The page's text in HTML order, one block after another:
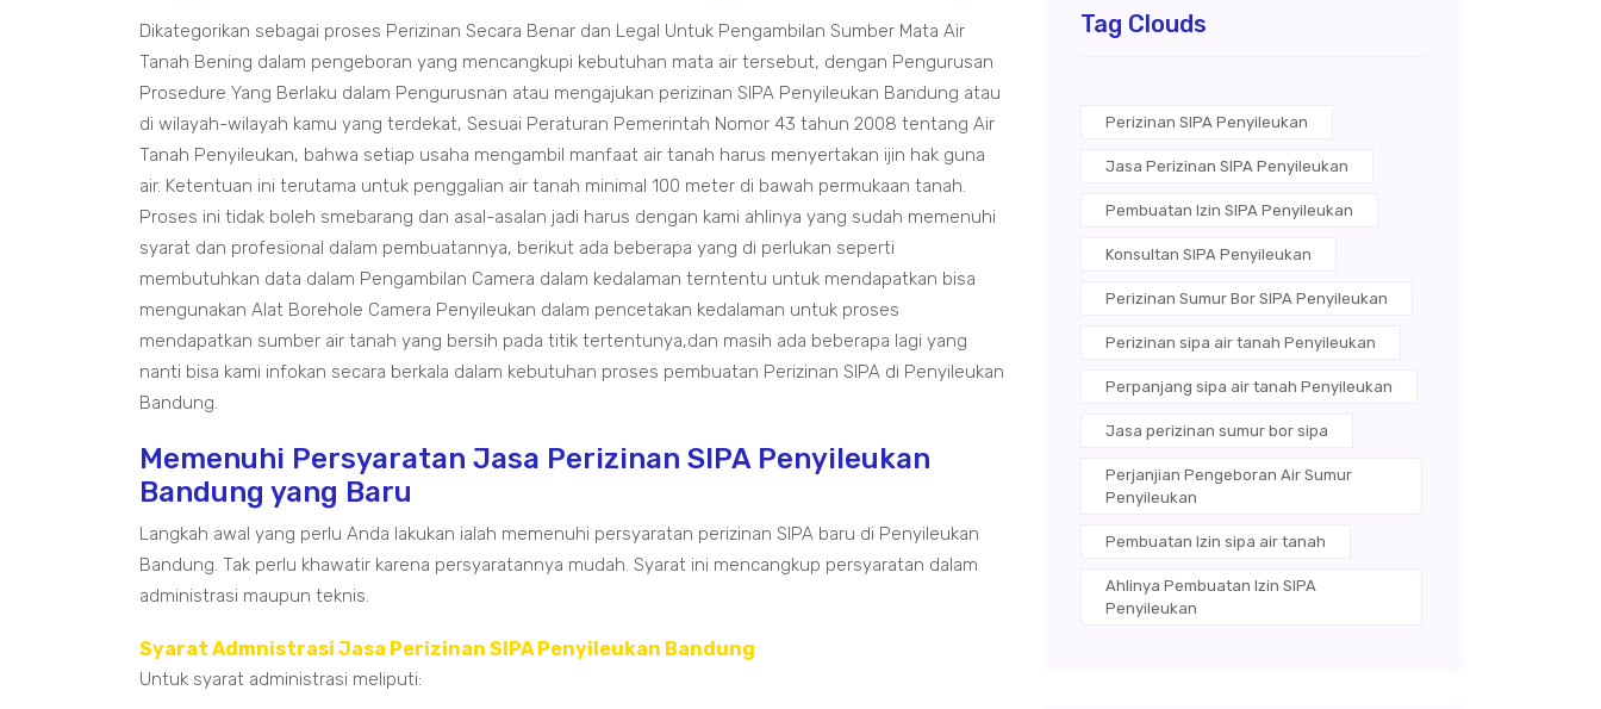
Dikategorikan sebagai proses Perizinan Secara Benar dan Legal Untuk Pengambilan Sumber Mata Air
Tanah Bening dalam pengeboran yang mencangkupi kebutuhan mata air tersebut, dengan Pengurusan
Prosedure Yang Berlaku dalam Pengurusnan atau mengajukan perizinan SIPA Penyileukan Bandung atau
di wilayah-wilayah kamu yang terdekat, Sesuai Peraturan Pemerintah Nomor 43 tahun 2008 tentang Air
Tanah Penyileukan, bahwa setiap usaha mengambil manfaat air tanah harus menyertakan ijin hak guna
air. Ketentuan ini terutama untuk penggalian air tanah minimal 100 meter di bawah permukaan tanah.
Proses ini tidak boleh smebarang dan asal-asalan jadi harus dengan kami ahlinya yang sudah memenuhi
syarat dan profesional dalam pembuatannya, berikut ada beberapa yang di perlukan seperti
membutuhkan data dalam Pengambilan Camera dalam kedalaman terntentu untuk mendapatkan bisa
mengunakan Alat Borehole Camera Penyileukan dalam pencetakan kedalaman untuk proses
mendapatkan sumber air tanah yang bersih pada titik tertentunya,dan masih ada beberapa lagi yang
nanti bisa kami infokan secara berkala dalam kebutuhan proses pembuatan Perizinan SIPA di Penyileukan
Bandung.
Memenuhi Persyaratan Jasa Perizinan SIPA Penyileukan
Bandung yang Baru
Langkah awal yang perlu Anda lakukan ialah memenuhi persyaratan perizinan SIPA baru di Penyileukan
Bandung. Tak perlu khawatir karena persyaratannya mudah. Syarat ini mencangkup persyaratan dalam
administrasi maupun teknis.
Syarat Admnistrasi Jasa Perizinan SIPA Penyileukan Bandung
Untuk syarat administrasi meliputi:
Tag Clouds
Perizinan SIPA Penyileukan
Jasa Perizinan SIPA Penyileukan
Pembuatan Izin SIPA Penyileukan
Konsultan SIPA Penyileukan
Perizinan Sumur Bor SIPA Penyileukan
Perizinan sipa air tanah Penyileukan
Perpanjang sipa air tanah Penyileukan
Jasa perizinan sumur bor sipa
Perjanjian Pengeboran Air Sumur
Penyileukan
Pembuatan Izin sipa air tanah
Ahlinya Pembuatan Izin SIPA
Penyileukan